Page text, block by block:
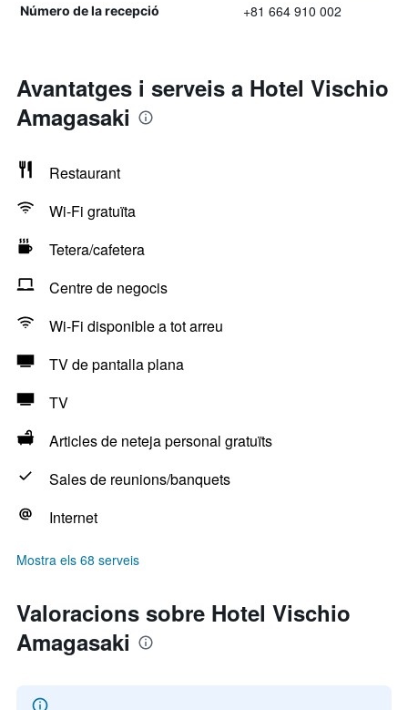
Número de la recepció +81 664 910 002
Avantatges i serveis a Hotel Vischio
Amagasaki
Restaurant
Wi-Fi gratuïta
Tetera/cafetera
Centre de negocis
Wi-Fi disponible a tot arreu
TV de pantalla plana
TV
Articles de neteja personal gratuïts
Sales de reunions/banquets
Internet
Mostra els 68 serveis
Valoracions sobre Hotel Vischio
Amagasaki